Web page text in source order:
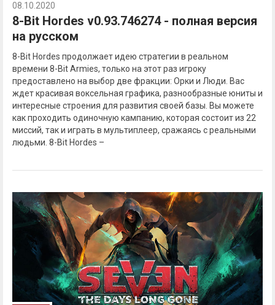
08.10.2020
8-Bit Hordes v0.93.746274 - полная версия
на русском
8-Bit Hordes продолжает идею стратегии в реальном
времени 8-Bit Armies, только на этот раз игроку
предоставлено на выбор две фракции: Орки и Люди. Вас
ждет красивая воксельная графика, разнообразные юниты и
интересные строения для развития своей базы. Вы можете
как проходить одиночную кампанию, которая состоит из 22
миссий, так и играть в мультиплеер, сражаясь с реальными
людьми. 8-Bit Hordes –